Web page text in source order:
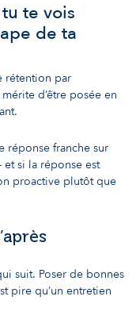
te vois
de ta
rétention par
d’être posée en
réponse franche sur
si la réponse est
proactive plutôt que
suit. Poser de bonnes
pire qu’un entretien